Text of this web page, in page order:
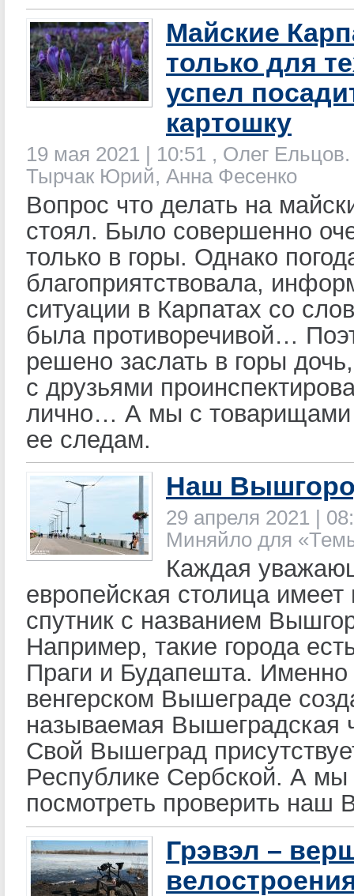
Майские
только для
успел
картошку
19 мая 2021 | 10:51 , Олег
Тырчак Юрий, Анна Фесенко
Вопрос что делать на
стоял. Было совершенно
только в горы. Однако
благоприятствовала,
ситуации в Карпатах со
была противоречивой…
решено заслать в горы
с друзьями
лично… А мы с товарищами
ее следам.
Наш
29 апреля 2021 |
Миняйло для
Каждая
европейская столица имеет
спутник с названием
Например, такие города
Праги и Будапешта. Именно
венгерском Вышеграде
называемая Вышеградская
Свой Вышеград
Республике Сербской. А мы
посмотреть проверить наш
Грэвэл –